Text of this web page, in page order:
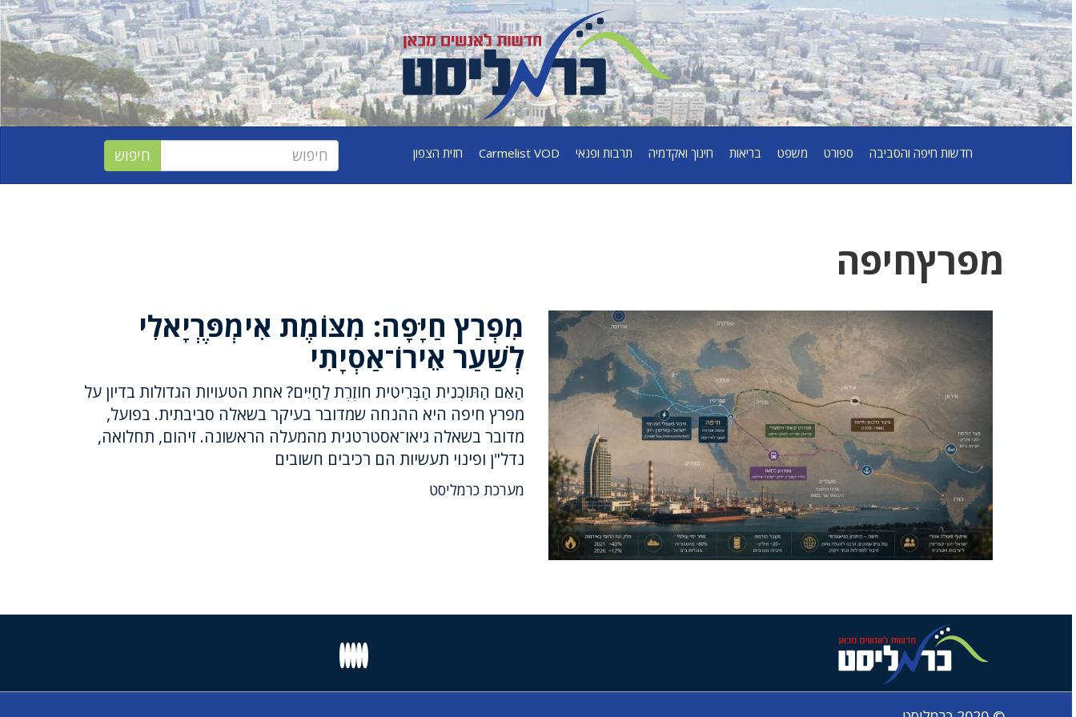
חדשות חיפה והסביבה ספורט משפט בריאות חינוך ואקדמיה תרבות ופנאי Carmelist VOD חזית הצפון
מפרץחיפה
מִפְרַץ חַיָּפָה: מִצּוֹמֶת אִימְפֶּרְיָאלִי
לְשַׁעַר אֵירוֹ־אַסְיָתִי
הַאִם הַתּוֹכְנִית הַבְּרִיטִית חוֹזֶרֶת לַחַיִּים? אחת הטעויות הגדולות בדיון על
מפרץ חיפה היא ההנחה שמדובר בעיקר בשאלה סביבתית. בפועל,
מדובר בשאלה גיאו־אסטרטגית מהמעלה הראשונה. זיהום, תחלואה,
נדל"ן ופינוי תעשיות הם רכיבים חשובים
מערכת כרמליסט